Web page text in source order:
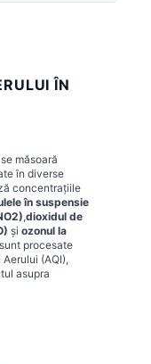
ÎN
se măsoară
în diverse
concentrațiile
în suspensie
,dioxidul de
și ozonul la
procesate
(AQI),
asupra